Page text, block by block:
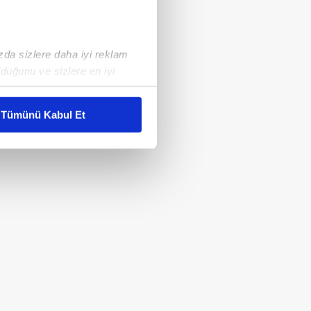
sizlere daha iyi reklam
ve sizlere en iyi
karşılamak
kullanılmaktadır. Bu
sunulması
ve sizlere yönelik
detaylı bilgi için Ayarlar
ve sitemizde ilgili
Tümünü Kabul Et